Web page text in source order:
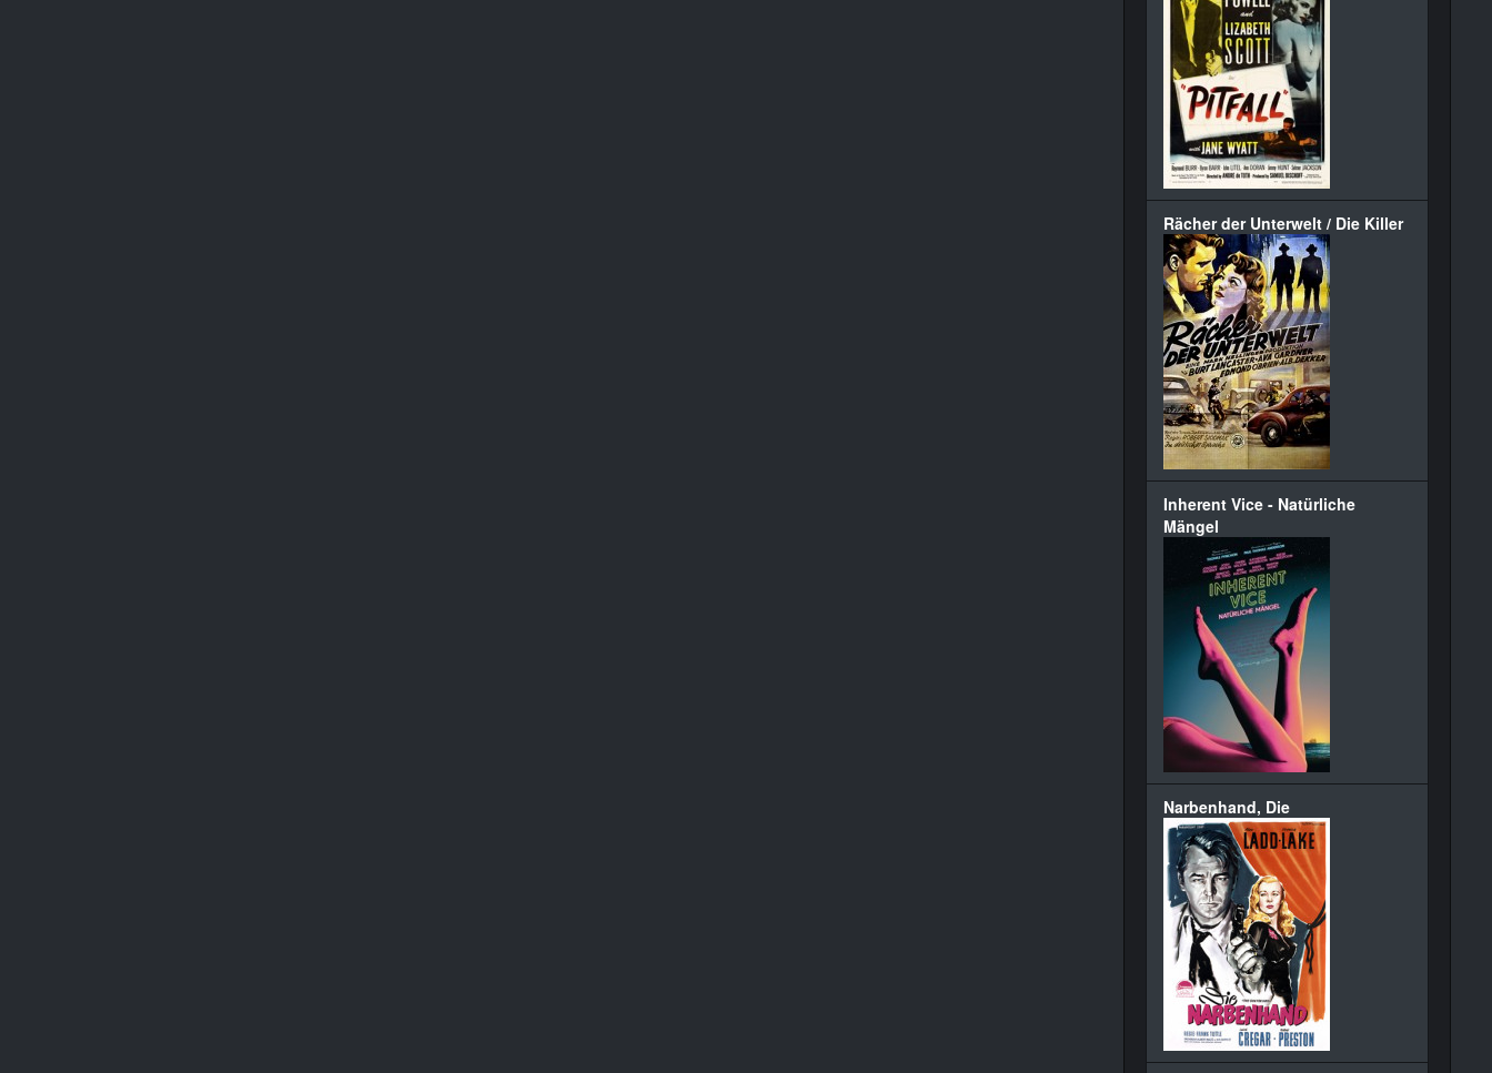
Rächer der Unterwelt / Die Killer
Inherent Vice - Natürliche
Mängel
Narbenhand, Die